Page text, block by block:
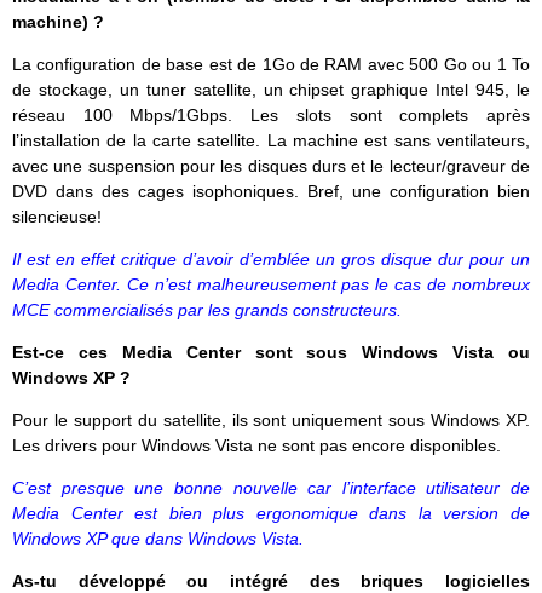
machine) ?
La configuration de base est de 1Go de RAM avec 500 Go ou 1 To
de stockage, un tuner satellite, un chipset graphique Intel 945, le
réseau 100 Mbps/1Gbps. Les slots sont complets après
l’installation de la carte satellite. La machine est sans ventilateurs,
avec une suspension pour les disques durs et le lecteur/graveur de
DVD dans des cages isophoniques. Bref, une configuration bien
silencieuse!
Il est en effet critique d’avoir d’emblée un gros disque dur pour un
Media Center. Ce n’est malheureusement pas le cas de nombreux
MCE commercialisés par les grands constructeurs.
Est-ce ces Media Center sont sous Windows Vista ou
Windows XP ?
Pour le support du satellite, ils sont uniquement sous Windows XP.
Les drivers pour Windows Vista ne sont pas encore disponibles.
C’est presque une bonne nouvelle car l’interface utilisateur de
Media Center est bien plus ergonomique dans la version de
Windows XP que dans Windows Vista.
As-tu développé ou intégré des briques logicielles